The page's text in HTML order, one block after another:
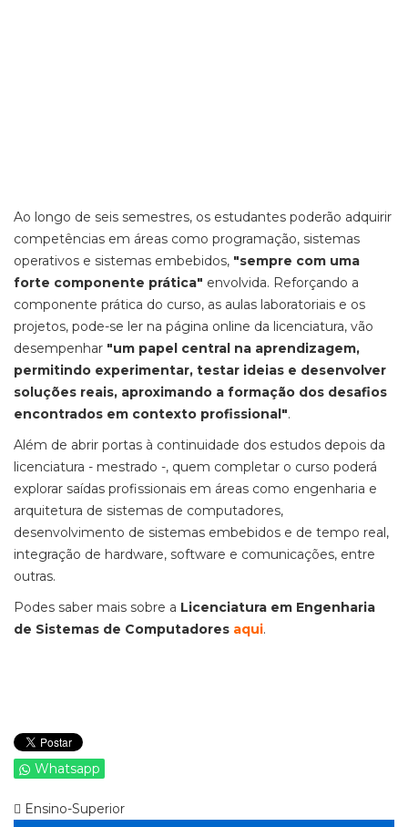
Ao longo de seis semestres, os estudantes poderão adquirir
competências em áreas como programação, sistemas
operativos e sistemas embebidos, "sempre com uma
forte componente prática" envolvida. Reforçando a
componente prática do curso, as aulas laboratoriais e os
projetos, pode-se ler na página online da licenciatura, vão
desempenhar "um papel central na aprendizagem,
permitindo experimentar, testar ideias e desenvolver
soluções reais, aproximando a formação dos desafios
encontrados em contexto profissional".
Além de abrir portas à continuidade dos estudos depois da
licenciatura - mestrado -, quem completar o curso poderá
explorar saídas profissionais em áreas como engenharia e
arquitetura de sistemas de computadores,
desenvolvimento de sistemas embebidos e de tempo real,
integração de hardware, software e comunicações, entre
outras.
Podes saber mais sobre a Licenciatura em Engenharia
de Sistemas de Computadores aqui.
Whatsapp
Ensino-Superior